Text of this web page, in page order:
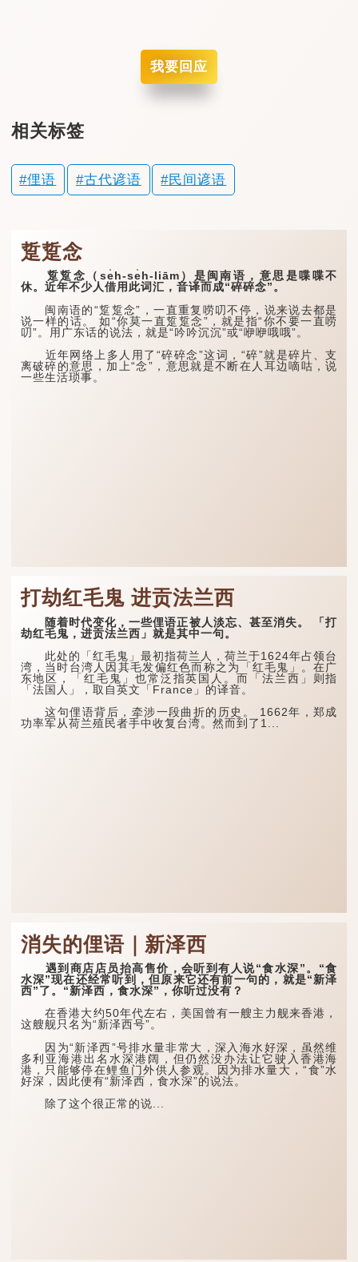
我要回应
相关标签
俚语 古代谚语 民间谚语
踅踅念
踅踅念（se̍h-se̍h-liām）是闽南语，意思是喋喋不
休。近年不少人借用此词汇，音译而成“碎碎念”。
闽南语的“踅踅念”，一直重复唠叨不停，说来说去都是
说一样的话。 如“你莫一直踅踅念”，就是指“你不要一直唠
叨”。用广东话的说法，就是“吟吟沉沉”或“咿咿哦哦”。
近年网络上多人用了“碎碎念”这词，“碎”就是碎片、支
离破碎的意思，加上“念”，意思就是不断在人耳边嘀咕，说
一些生活琐事。
打劫红毛鬼 进贡法兰西
随着时代变化，一些俚语正被人淡忘、甚至消失。 「打
劫红毛鬼，进贡法兰西」就是其中一句。
此处的「红毛鬼」最初指荷兰人，荷兰于1624年占领台
湾，当时台湾人因其毛发偏红色而称之为「红毛鬼」。在广
东地区，「红毛鬼」也常泛指英国人。而「法兰西」则指
「法国人」，取自英文「France」的译音。
这句俚语背后，牵涉一段曲折的历史。 1662年，郑成
功率军从荷兰殖民者手中收复台湾。然而到了1...
消失的俚语｜新泽西
遇到商店店员抬高售价，会听到有人说“食水深”。“食
水深”现在还经常听到，但原来它还有前一句的，就是“新泽
西”了。“新泽西，食水深”，你听过没有？
在香港大约50年代左右，美国曾有一艘主力舰来香港，
这艘舰只名为“新泽西号”。
因为“新泽西”号排水量非常大，深入海水好深，虽然维
多利亚海港出名水深港阔，但仍然没办法让它驶入香港海
港，只能够停在鲤鱼门外供人参观。因为排水量大，“食”水
好深，因此便有“新泽西，食水深”的说法。
除了这个很正常的说...